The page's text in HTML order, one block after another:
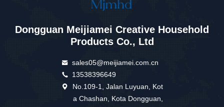
Dongguan Meijiamei Creative Household
Products Co., Ltd
sales05@meijiamei.com.cn
13538396649
No.109-1, Jalan Luyuan, Kot
a Chashan, Kota Dongguan,